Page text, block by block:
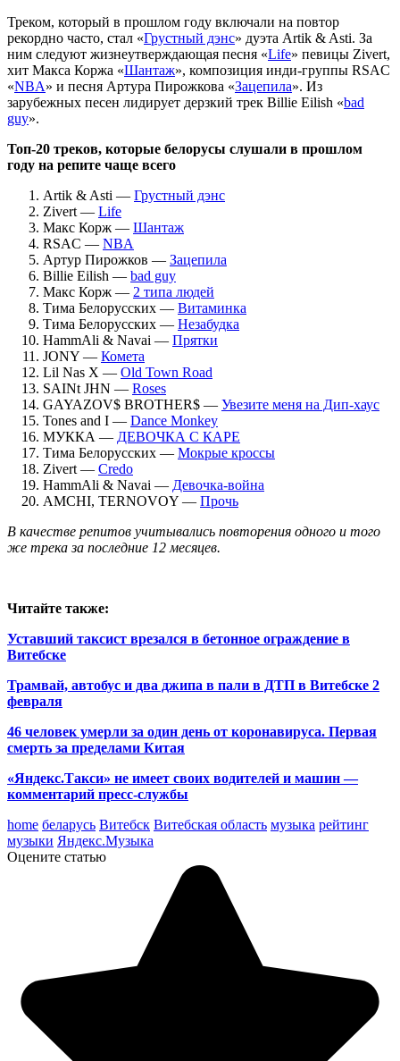
Треком, который в прошлом году включали на повтор
рекордно часто, стал «Грустный дэнс» дуэта Artik & Asti. За
ним следуют жизнеутверждающая песня «Life» певицы Zivert,
хит Макса Коржа «Шантаж», композиция инди-группы RSAC
«NBA» и песня Артура Пирожкова «Зацепила». Из
зарубежных песен лидирует дерзкий трек Billie Eilish «bad
guy».
Топ-20 треков, которые белорусы слушали в прошлом
году на репите чаще всего
Artik & Asti — Грустный дэнс
Zivert — Life
Макс Корж — Шантаж
RSAC — NBA
Артур Пирожков — Зацепила
Billie Eilish — bad guy
Макс Корж — 2 типа людей
Тима Белорусских — Витаминка
Тима Белорусских — Незабудка
HammAli & Navai — Прятки
JONY — Комета
Lil Nas X — Old Town Road
SAINt JHN — Roses
GAYAZOV$ BROTHER$ — Увезите меня на Дип-хаус
Tones and I — Dance Monkey
МУККА — ДЕВОЧКА С КАРЕ
Тима Белорусских — Мокрые кроссы
Zivert — Credo
HammAli & Navai — Девочка-война
AMCHI, TERNOVOY — Прочь
В качестве репитов учитывались повторения одного и того
же трека за последние 12 месяцев.
Читайте также:
Уставший таксист врезался в бетонное ограждение в
Витебске
Трамвай, автобус и два джипа в пали в ДТП в Витебске 2
февраля
46 человек умерли за один день от коронавируса. Первая
смерть за пределами Китая
«Яндекс.Такси» не имеет своих водителей и машин —
комментарий пресс-службы
home беларусь Витебск Витебская область музыка рейтинг
музыки Яндекс.Музыка
Оцените статью